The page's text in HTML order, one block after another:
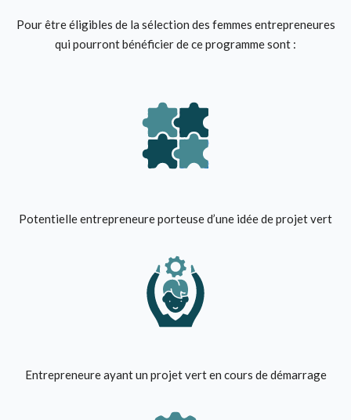
Pour être éligibles de la sélection des femmes entrepreneures
qui pourront bénéficier de ce programme sont :
Potentielle entrepreneure porteuse d’une idée de projet vert
Entrepreneure ayant un projet vert en cours de démarrage